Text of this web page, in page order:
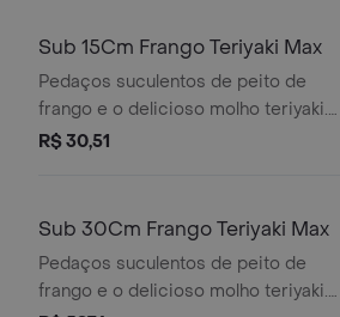
Sub 15Cm Frango Teriyaki Max
Pedaços suculentos de peito de
frango e o delicioso molho teriyaki.
imagem meramente ilustrativa.
R$ 30,51
Sub 30Cm Frango Teriyaki Max
Pedaços suculentos de peito de
frango e o delicioso molho teriyaki.